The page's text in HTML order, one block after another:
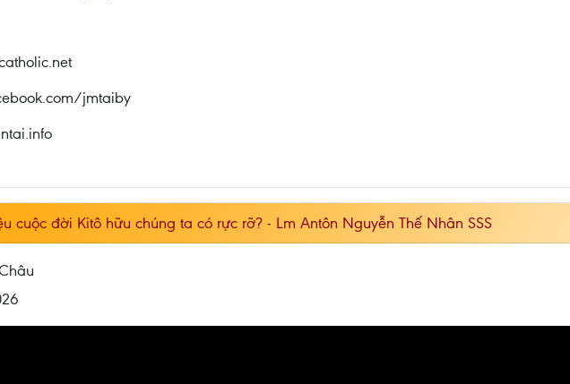
jmtaiby
cuộc đời Kitô hữu chúng ta có rực rỡ? - Lm Antôn Nguyễn Thế Nhân SSS